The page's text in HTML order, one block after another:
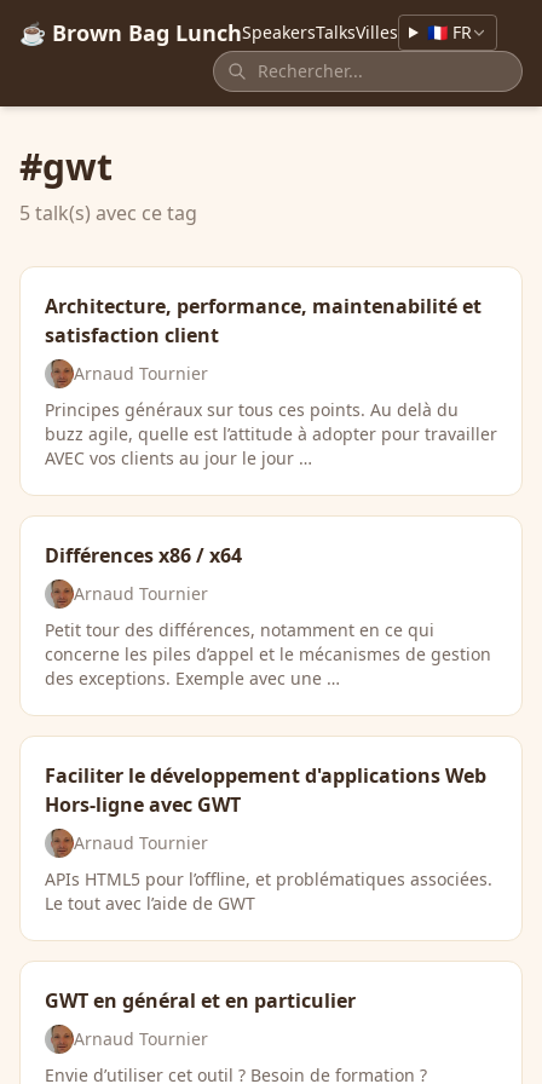
☕ Brown Bag LunchSpeakersTalksVilles 🇫🇷 FR
#gwt
5 talk(s) avec ce tag
Architecture, performance, maintenabilité et
satisfaction client
Arnaud Tournier
Principes généraux sur tous ces points. Au delà du
buzz agile, quelle est l’attitude à adopter pour travailler
AVEC vos clients au jour le jour …
Différences x86 / x64
Arnaud Tournier
Petit tour des différences, notamment en ce qui
concerne les piles d’appel et le mécanismes de gestion
des exceptions. Exemple avec une …
Faciliter le développement d'applications Web
Hors-ligne avec GWT
Arnaud Tournier
APIs HTML5 pour l’offline, et problématiques associées.
Le tout avec l’aide de GWT
GWT en général et en particulier
Arnaud Tournier
Envie d’utiliser cet outil ? Besoin de formation ?